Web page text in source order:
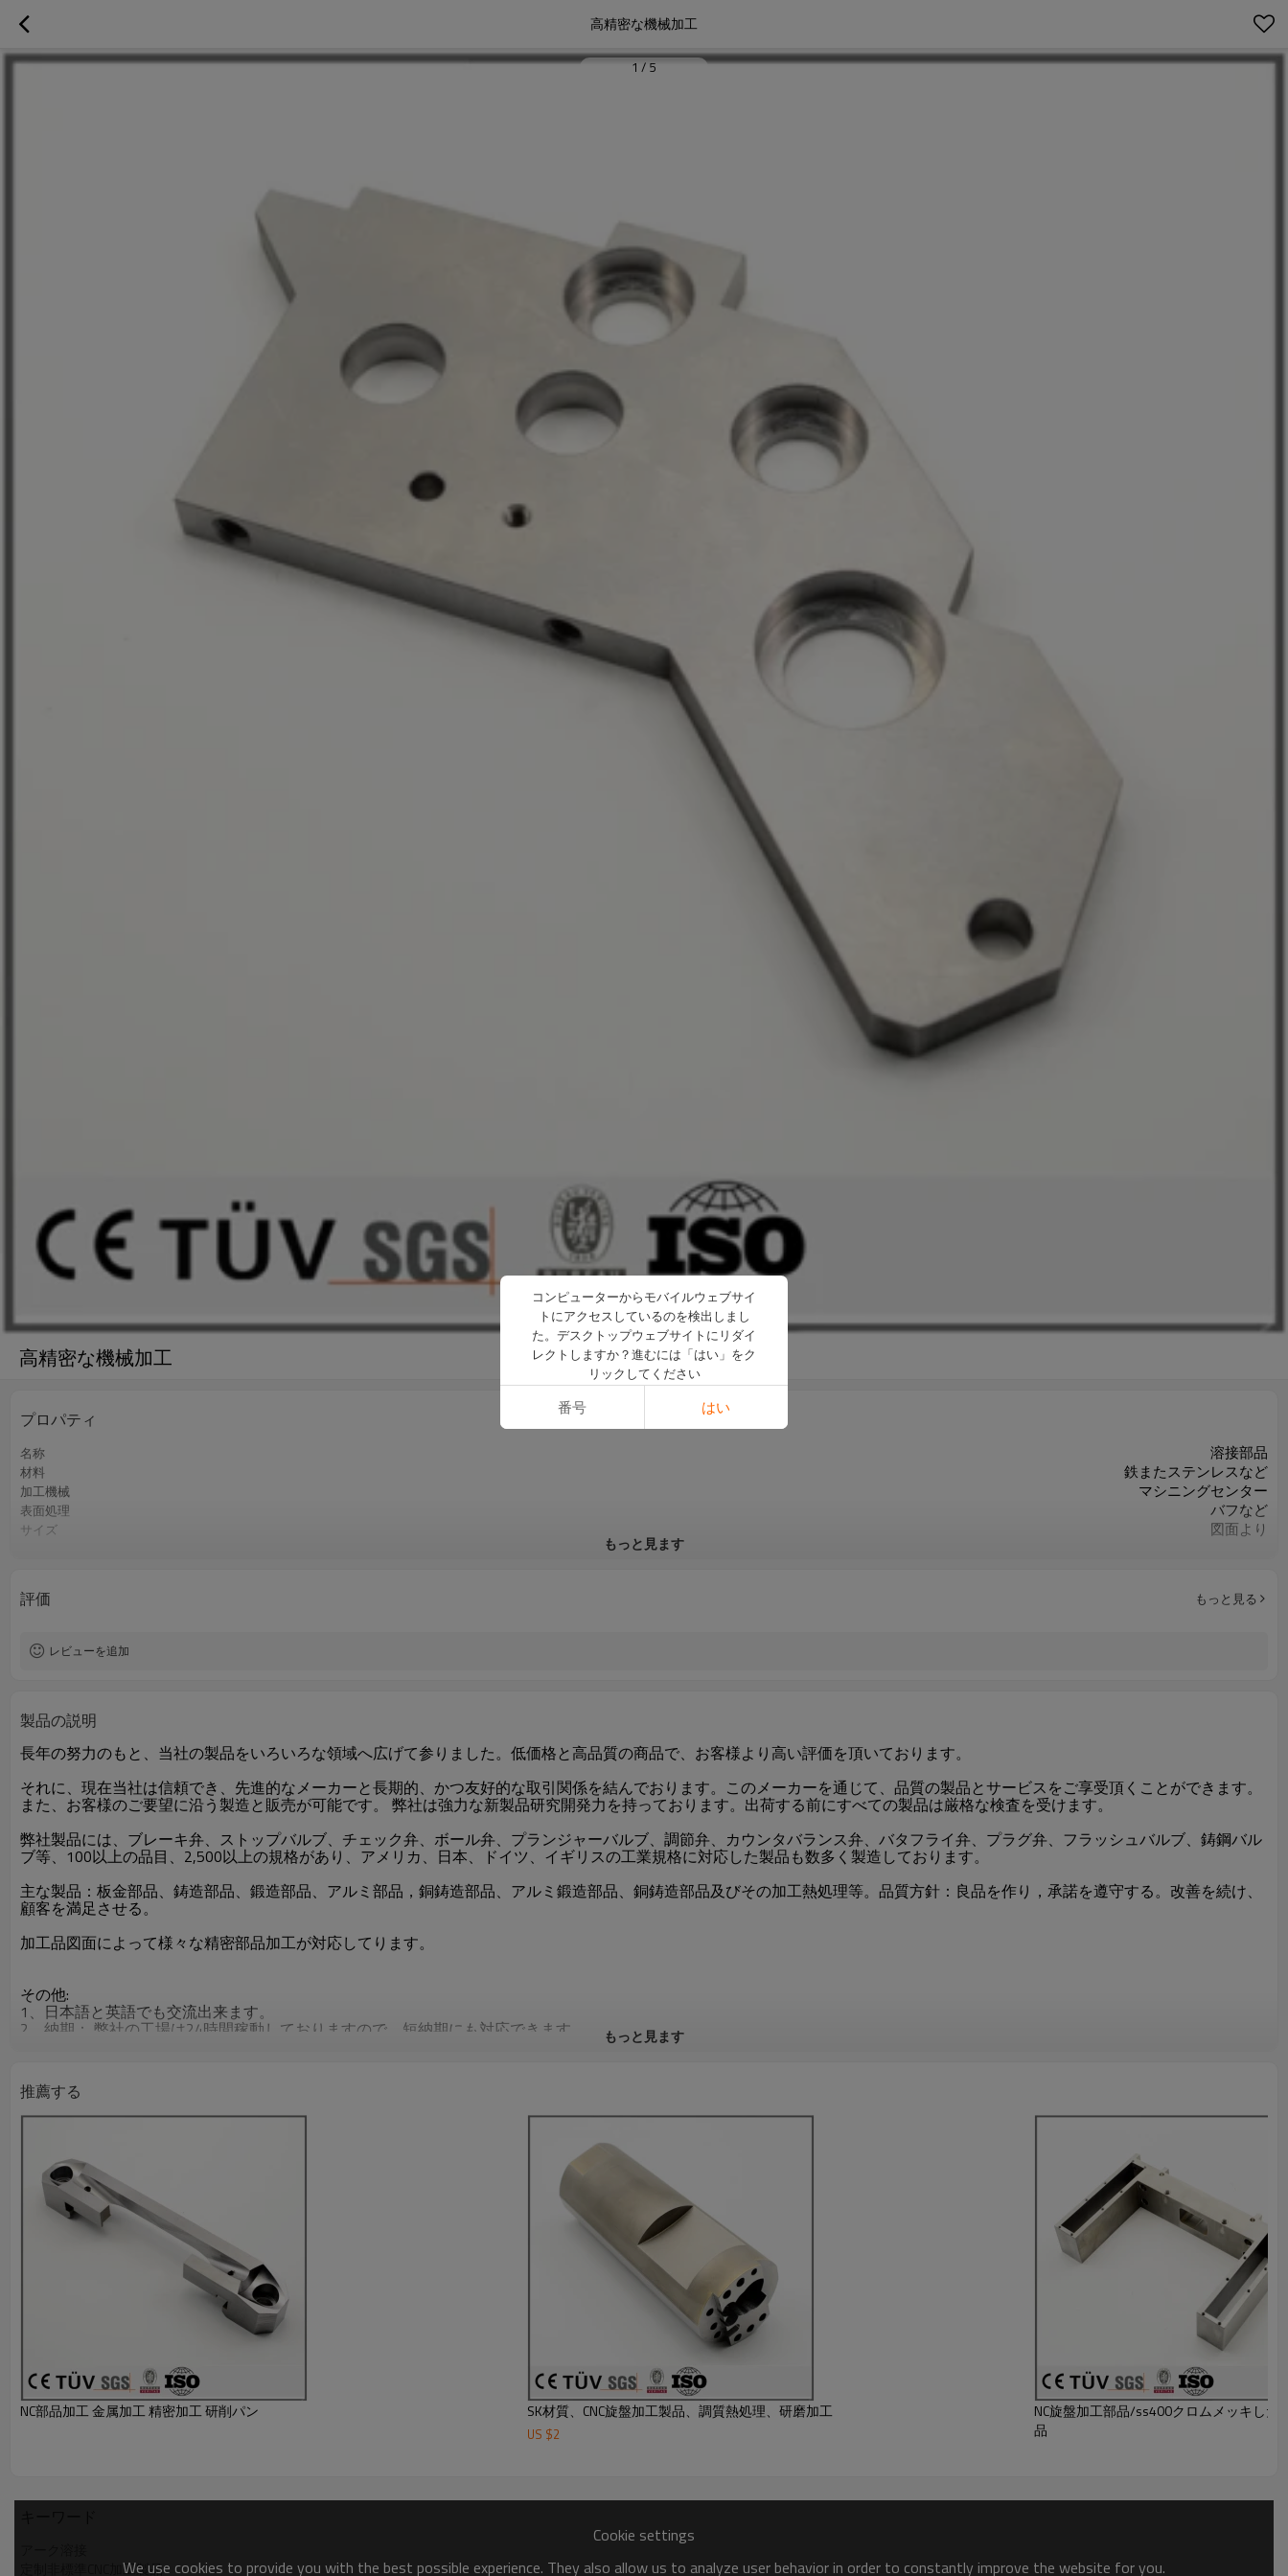
高精密な機械加工
1 / 5
高精密な機械加工
プロパティ
名称 溶接部品
材料 鉄またステンレスなど
加工機械 マシニングセンター
表面処理 バフなど
サイズ 図面より
色
QCコントロール 重要な寸法の100％検査
もっと見ます
評価 もっと見る
レビューを追加
製品の説明
長年の努力のもと、当社の製品をいろいろな領域へ広げて参りました。低価格と高品質の商品で、お客様より高い評価を頂いております。
それに、現在当社は信頼でき、先進的なメーカーと長期的、かつ友好的な取引関係を結んでおります。このメーカーを通じて、品質の製品とサービスをご享受頂くことができます。
また、お客様のご要望に沿う製造と販売が可能です。 弊社は強力な新製品研究開発力を持っております。出荷する前にすべての製品は厳格な検査を受けます。
弊社製品には、ブレーキ弁、ストップバルブ、チェック弁、ボール弁、プランジャーバルブ、調節弁、カウンタバランス弁、バタフライ弁、プラグ弁、フラッシュバルブ、鋳鋼バル
ブ等、100以上の品目、2,500以上の規格があり、アメリカ、日本、ドイツ、イギリスの工業規格に対応した製品も数多く製造しております。
主な製品：板金部品、鋳造部品、鍛造部品、アルミ部品，銅鋳造部品、アルミ鍛造部品、銅鋳造部品及びその加工熱処理等。品質方針：良品を作り，承諾を遵守する。改善を続け、
顧客を満足させる。
加工品図面によって様々な精密部品加工が対応してります。
その他:
1、日本語と英語でも交流出来ます。
2、納期： 弊社の工場は24時間稼動しておりますので、短納期にも対応できます。
5．弊社は輸出ライセンスを持っております。
●詳しくはカタログをダウンロードもしくはお問い合わせ下さい。
もっと見ます
推薦する
NC部品加工 金属加工 精密加工 研削パン SK材質、CNC旋盤加工製品、調質熱処理、研磨加工
US $2
NC旋盤加工部品/ss400クロムメッキした
品
定制非標準CNC加工製品
Cookie settings
We use cookies to provide you with the best possible experience. They also allow us to analyze user behavior in order to constantly improve the website for you.
コンピューターからモバイルウェブサイ
トにアクセスしているのを検出しまし
た。デスクトップウェブサイトにリダイ
レクトしますか？進むには「はい」をク
リックしてください
番号 はい